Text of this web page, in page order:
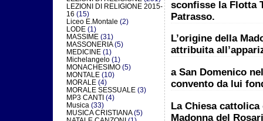
LEZIONI DI RELIGIONE 2015-
16 (15)
Liceo E.Montale (2)
LODE (1)
MASSIME (31)
MASSONERIA(5)
MEDICINE (1)
Michelangelo (1)
MONACHESIMO (5)
MONTALE (10)
MORALE (4)
MORALE SESSUALE (3)
MP3 CANTI (4)
Musica (33)
MUSICA CRISTIANA(5)
sconfisse la Flotta
Patrasso.
L’origine della
attribuita
a San Domenico
convento da lui
La Chiesa
Madonna del